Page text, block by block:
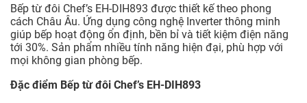
Bếp từ đôi Chef’s EH-DIH893 được thiết kế theo phong
cách Châu Âu. Ứng dụng công nghệ Inverter thông minh
giúp bếp hoạt động ổn định, bền bỉ và tiết kiệm điện năng
tới 30%. Sản phẩm nhiều tính năng hiện đại, phù hợp với
mọi không gian phòng bếp.
Đặc điểm Bếp từ đôi Chef’s EH-DIH893